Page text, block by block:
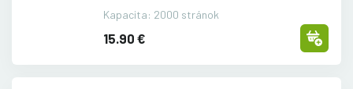
Kapacita: 2000 stránok
15.90 €